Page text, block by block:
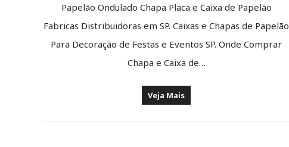
Papelão Ondulado Chapa Placa e Caixa de Papelão
Fabricas Distribuidoras em SP. Caixas e Chapas de Papelão
Para Decoração de Festas e Eventos SP. Onde Comprar
Chapa e Caixa de…
Veja Mais